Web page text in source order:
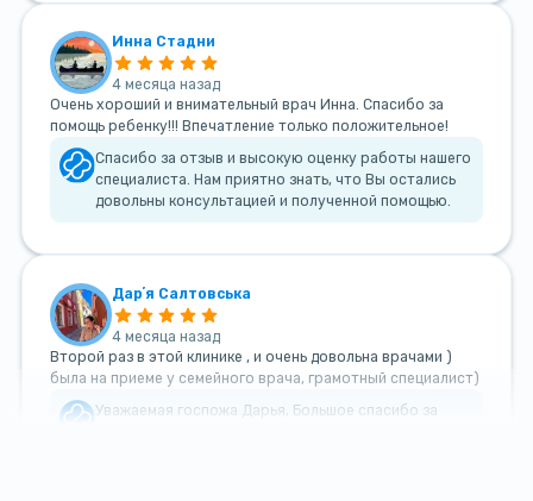
Инна Стадни
4 месяца назад
Очень хороший и внимательный врач Инна. Спасибо за
помощь ребенку!!! Впечатление только положительное!
Спасибо за отзыв и высокую оценку работы нашего
специалиста. Нам приятно знать, что Вы остались
довольны консультацией и полученной помощью.
Дарʼя Салтовська
4 месяца назад
Второй раз в этой клинике , и очень довольна врачами )
была на приеме у семейного врача, грамотный специалист)
Уважаемая госпожа Дарья, Большое спасибо за